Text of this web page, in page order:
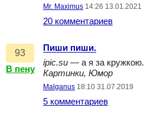
Mr. Maximus 14:26 13.01.2021
20 комментариев
93
В пену
Пиши пиши.
ipic.su — а я за кружкою.
Картинки, Юмор
Malganus 18:10 31.07.2019
5 комментариев